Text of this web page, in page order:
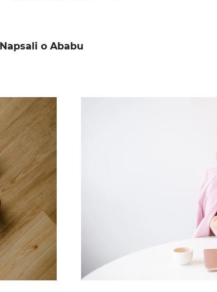
Napsali o Ababu